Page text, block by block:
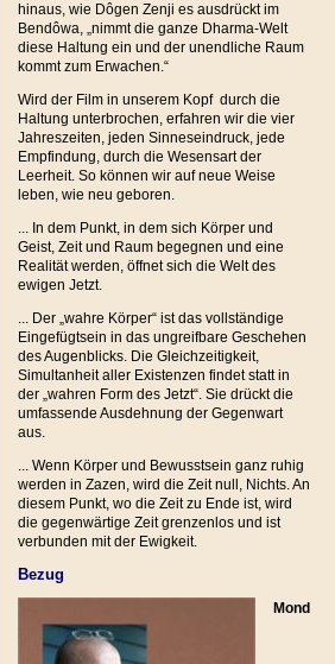
hinaus, wie Dôgen Zenji es ausdrückt im
Bendôwa, „nimmt die ganze Dharma-Welt
diese Haltung ein und der unendliche Raum
kommt zum Erwachen.“
Wird der Film in unserem Kopf durch die
Haltung unterbrochen, erfahren wir die vier
Jahreszeiten, jeden Sinneseindruck, jede
Empfindung, durch die Wesensart der
Leerheit. So können wir auf neue Weise
leben, wie neu geboren.
... In dem Punkt, in dem sich Körper und
Geist, Zeit und Raum begegnen und eine
Realität werden, öffnet sich die Welt des
ewigen Jetzt.
... Der „wahre Körper“ ist das vollständige
Eingefügtsein in das ungreifbare Geschehen
des Augenblicks. Die Gleichzeitigkeit,
Simultanheit aller Existenzen findet statt in
der „wahren Form des Jetzt“. Sie drückt die
umfassende Ausdehnung der Gegenwart
aus.
... Wenn Körper und Bewusstsein ganz ruhig
werden in Zazen, wird die Zeit null, Nichts. An
diesem Punkt, wo die Zeit zu Ende ist, wird
die gegenwärtige Zeit grenzenlos und ist
verbunden mit der Ewigkeit.
Bezug
Mond